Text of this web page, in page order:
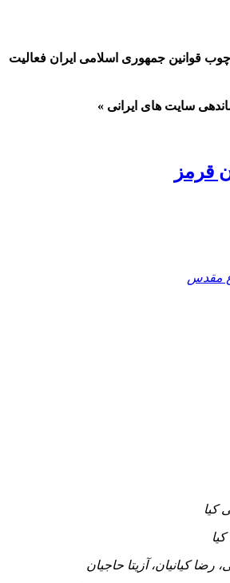
قوانین جمهوری اسلامی ایران فعالیت
سایت های ایرانی »
قرمز
مقدس
کیا
رضا کیانیان، آزیتا حاجیان